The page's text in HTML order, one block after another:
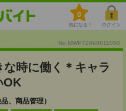
0
気になる！ ログイン
No.MWPT2690811050
時に働く＊キャラ
OK
、商品管理）